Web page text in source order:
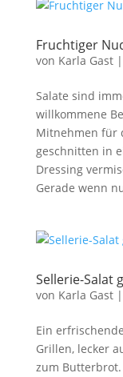
Fruchtiger
von Karla Gast|
Salate sind
willkommene
Mitnehmen für
geschnitten in
Dressing
Gerade wenn
Sellerie-Salat
von Karla Gast|
Ein
Grillen, lecker
zum